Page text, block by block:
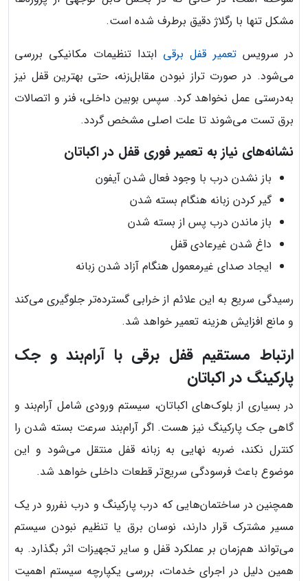
مشکل تنها با رگلاژ دقیق برطرف شده است.
در سرویستعمیر قفل برقی ابتدا تنظیمات مکانیکی بررسی
می‌شود. در صورت تراز نبودن مقابل‌زنه، حتی بهترین قفل نیز
به‌درستی عمل نخواهد کرد. سپس بوبین داخلی، فنر و اتصالات
برق تست می‌شوند تا علت اصلی مشخص گردد.
نشانه‌های نیاز به تعمیر فوری قفل در اکباتان
باز نشدن درب با وجود فعال شدن آیفون
گیر کردن زبانه هنگام بسته شدن
باز ماندن درب پس از بسته شدن
داغ شدن غیرعادی قفل
ایجاد صدای غیرمعمول هنگام آزاد شدن زبانه
رسیدگی سریع به این علائم از خرابی گسترده‌تر جلوگیری می‌کند
و مانع افزایش هزینه تعمیر خواهد شد.
ارتباط مستقیم قفل برقی با آرام‌بند و جک
پارکینگ در اکباتان
در بسیاری از بلوک‌های اکباتان، سیستم ورودی شامل آرام‌بند و
گاهی جک پارکینگ نیز هست. اگر آرام‌بند سرعت بسته شدن را
کنترل نکند، ضربه نهایی به زبانه قفل منتقل می‌شود و این
موضوع باعث فرسودگی سریع‌تر قطعات داخلی خواهد شد.
همچنین در ساختمان‌هایی که درب پارکینگ و درب نفررو در یک
مسیر مشترک قرار دارند، نوسان برق یا تنظیم نبودن سیستم
می‌تواند هم‌زمان بر عملکرد قفل و سایر تجهیزات اثر بگذارد. به
همین دلیل در اجرای خدمات، بررسی یکپارچه سیستم اهمیت